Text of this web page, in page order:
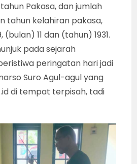
Pakasa, dan jumlah
tahun kelahiran pakasa,
11 dan (tahun) 1931.
pada sejarah
peringatan hari jadi
Suro Agul-agul yang
di tempat terpisah, tadi